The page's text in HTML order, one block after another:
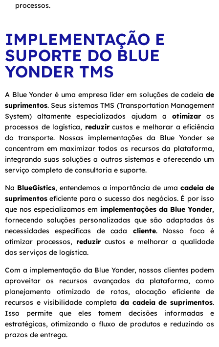
processos.
IMPLEMENTAÇÃO E
SUPORTE DO BLUE
YONDER TMS
A Blue Yonder é uma empresa líder em soluções de cadeia de
suprimentos. Seus sistemas TMS (Transportation Management
System) altamente especializados ajudam a otimizaros
processos de logística, reduzircustos e melhorar a eficiência
do transporte. Nossas implementações da Blue Yonder se
concentram em maximizar todos os recursos da plataforma,
integrando suas soluções a outros sistemas e oferecendo um
serviço completo de consultoria e suporte.
Na BlueGistics, entendemos a importância de uma cadeia de
suprimentos eficiente para o sucesso dos negócios. É por isso
que nos especializamos em implementações da Blue Yonder,
fornecendo soluções personalizadas que são adaptadas às
necessidades específicas de cada cliente. Nosso foco é
otimizar processos, reduzir custos e melhorar a qualidade
dos serviços de logística.
Com a implementação da Blue Yonder, nossos clientes podem
aproveitar os recursos avançados da plataforma, como
planejamento otimizado de rotas, alocação eficiente de
recursos e visibilidade completa da cadeia de suprimentos.
Isso permite que eles tomem decisões informadas e
estratégicas, otimizando o fluxo de produtos e reduzindo os
prazos de entrega.